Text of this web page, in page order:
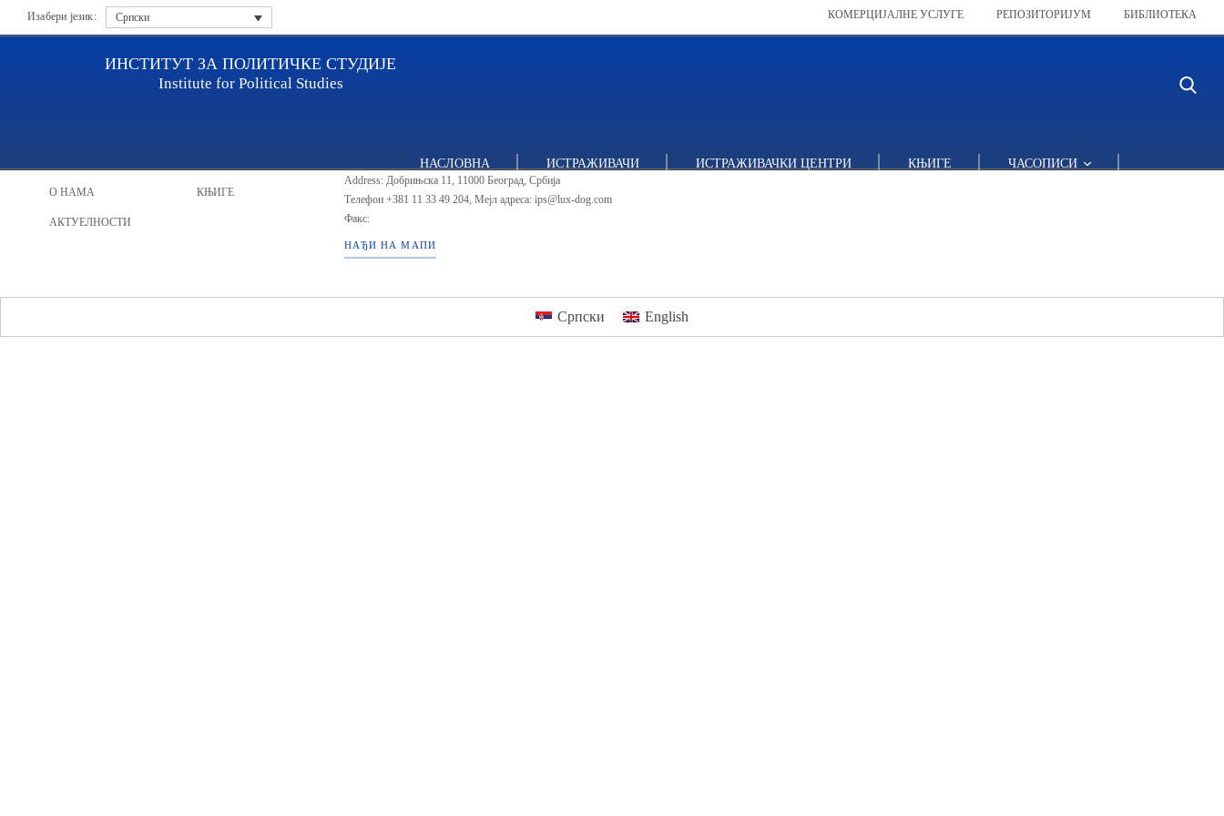
Изабери језик: Српски КОМЕРЦИЈАЛНЕ УСЛУГЕ РЕПОЗИТОРИЈУМ БИБЛИОТЕКА
ИНСТИТУТ ЗА ПОЛИТИЧКЕ СТУДИЈЕ
Institute for Political Studies
НАСЛОВНА ИСТРАЖИВАЧИ ИСТРАЖИВАЧКИ ЦЕНТРИ КЊИГЕ ЧАСОПИСИ
О НАМА
АКТУЕЛНОСТИ
КЊИГЕ
ИПС - Институт за политичке студије
Address: Добрињска 11, 11000 Београд, Србија
Телефон +381 11 33 49 204, Мејл адреса: ips@lux-dog.com
Факс:
НАЂИ НА МАПИ
Српски English